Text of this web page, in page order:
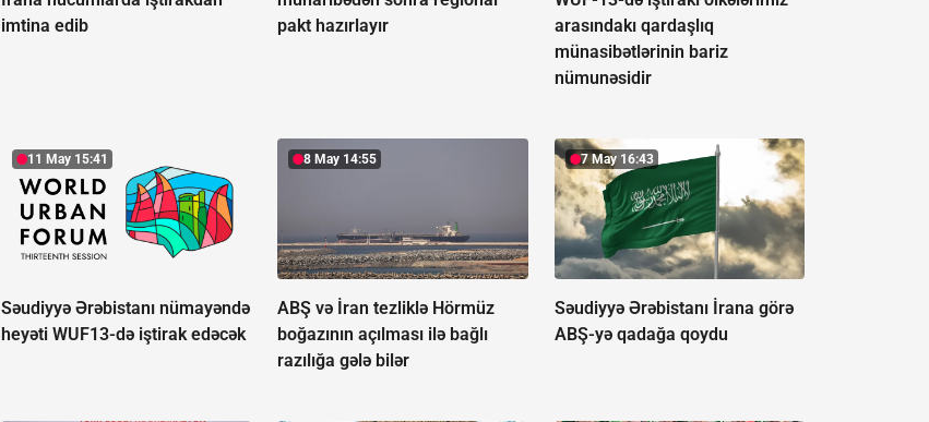
imtina edib
pakt hazırlayır
arasındakı qardaşlıq
münasibətlərinin bariz
nümunəsidir
11 May 15:41
Səudiyyə Ərəbistanı nümayəndə
heyəti WUF13-də iştirak edəcək
8 May 14:55
ABŞ və İran tezliklə Hörmüz
boğazının açılması ilə bağlı
razılığa gələ bilər
7 May 16:43
Səudiyyə Ərəbistanı İrana görə
ABŞ-yə qadağa qoydu